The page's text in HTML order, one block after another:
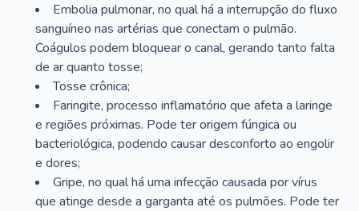
Embolia pulmonar, no qual há a interrupção do fluxo
sanguíneo nas artérias que conectam o pulmão.
Coágulos podem bloquear o canal, gerando tanto falta
de ar quanto tosse;
Tosse crônica;
Faringite, processo inflamatório que afeta a laringe
e regiões próximas. Pode ter origem fúngica ou
bacteriológica, podendo causar desconforto ao engolir
e dores;
Gripe, no qual há uma infecção causada por vírus
que atinge desde a garganta até os pulmões. Pode ter